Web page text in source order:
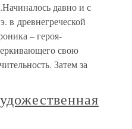
давно и с
в древнегреческой
– героя-
свою
Затем за